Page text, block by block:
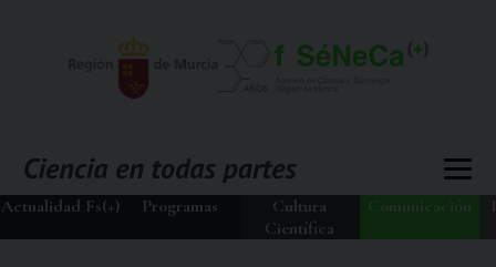
Actualidad Fs(+) Programas
Cultura
Científica
Comunicación